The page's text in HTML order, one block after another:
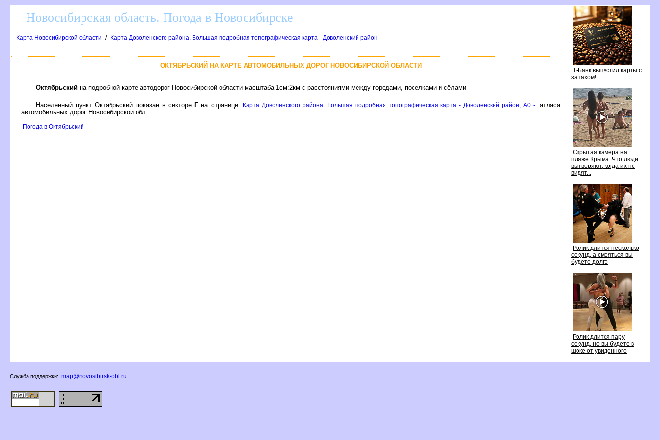
Т-Банк выпустил карты с
запахом!
Скрытая камера на
пляже Крыма: Что люди
ытворяют, когда их не
идят...
Ролик длится несколько
секунд, а смеяться вы
удете долго
Ролик длится пару
секунд, но вы будете
шоке от увиденного
Новосибирская область. Погода в Новосибирске
Карта Новосибирской области / Карта Доволенского района. Большая подробная топографическая карта - Доволенский район
ОКТЯБРЬСКИЙ НА КАРТЕ АВТОМОБИЛЬНЫХ ДОРОГ НОВОСИБИРСКОЙ ОБЛАСТИ
Октябрьский на подробной карте автодорог Новосибирской области масштаба 1см:2км с расстояниями между городами, поселками и сёлами
Населенный пункт Октябрьский показан в сектореГна странице Карта Доволенского района. Большая подробная топографическая карта - Доволенский район, A0 -
атласа
автомобильных дорог Новосибирской обл.
Погода в Октябрьский
Служба поддержки: map@novosibirsk-obl.ru